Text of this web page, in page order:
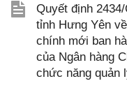
Quyết định
tỉnh Hưng Yên
chính mới ban
của Ngân hàng
chức năng quản